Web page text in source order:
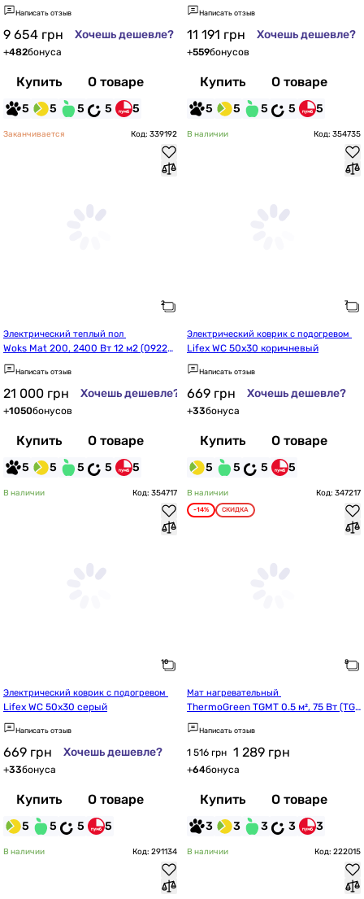
Написать отзыв
9 654 грн Хочешь дешевле?
+482бонуса
Купить О товаре
5 5 5 5 5
Написать отзыв
11 191 грн Хочешь дешевле?
+559бонусов
Купить О товаре
5 5 5 5 5
Заканчивается Код: 339192
Woks Mat 200, 2400 Вт 12 м2 (092221
2)
Написать отзыв
21 000 грн Хочешь дешевле?
+1050бонусов
Купить О товаре
5 5 5 5 5
В наличии Код: 354735
Lifex WC 50x30 коричневый
Написать отзыв
669 грн Хочешь дешевле?
+33бонуса
Купить О товаре
5 5 5 5
В наличии Код: 354717
Lifex WC 50x30 серый
Написать отзыв
669 грн Хочешь дешевле?
+33бонуса
Купить О товаре
5 5 5 5
В наличии Код: 347217
-14% СКИДКА
ThermoGreen TGMT 0.5 м², 75 Вт (TG
MT005)
Написать отзыв
1 516 грн 1 289 грн
+64бонуса
Купить О товаре
3 3 3 3 3
В наличии Код: 291134 В наличии Код: 222015